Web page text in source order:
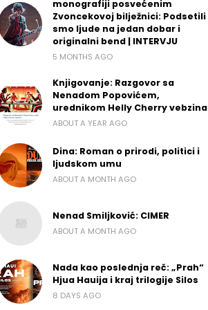
monografiji posvećenim
Zvoncekovoj bilježnici: Podsetili
smo ljude na jedan dobar i
originalni bend | INTERVJU
5 MONTHS AGO
Knjigovanje: Razgovor sa
Nenadom Popovićem,
urednikom Helly Cherry vebzina
ABOUT A YEAR AGO
Dina: Roman o prirodi, politici i
ljudskom umu
ABOUT A MONTH AGO
Nenad Smiljković: CIMER
ABOUT A MONTH AGO
Nada kao poslednja reč: „Prah“
Hjua Hauija i kraj trilogije Silos
8 DAYS AGO